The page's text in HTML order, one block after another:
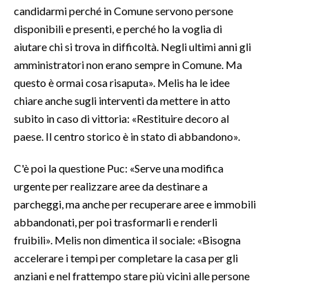
ABBONATI
ANNUNCI
NECROLOGI
PUBBLICITÀ
SPIAGGE
STORE
candidarmi perché in Comune servono persone
disponibili e presenti, e perché ho la voglia di
aiutare chi si trova in difficoltà. Negli ultimi anni gli
amministratori non erano sempre in Comune. Ma
questo è ormai cosa risaputa». Melis ha le idee
chiare anche sugli interventi da mettere in atto
subito in caso di vittoria: «Restituire decoro al
paese. Il centro storico è in stato di abbandono».
C'è poi la questione Puc: «Serve una modifica
urgente per realizzare aree da destinare a
parcheggi, ma anche per recuperare aree e immobili
abbandonati, per poi trasformarli e renderli
fruibili». Melis non dimentica il sociale: «Bisogna
accelerare i tempi per completare la casa per gli
anziani e nel frattempo stare più vicini alle persone